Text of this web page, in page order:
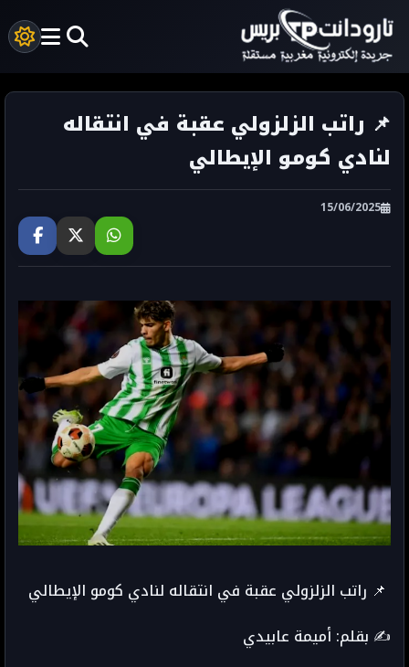
📌 راتب الزلزولي عقبة في انتقاله
لنادي كومو الإيطالي
15/06/2025
📌 راتب الزلزولي عقبة في انتقاله لنادي كومو الإيطالي
✍️ بقلم: أميمة عابيدي